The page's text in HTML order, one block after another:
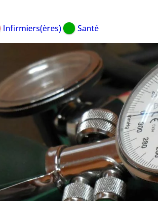
Infirmiers(ères) Santé